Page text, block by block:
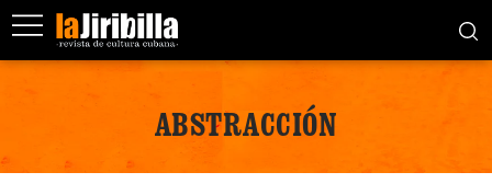
ABSTRACCIÓN